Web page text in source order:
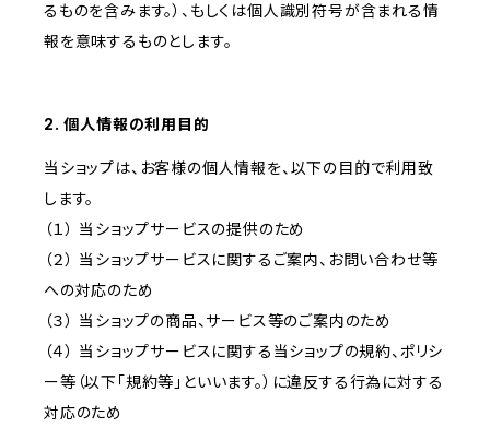
るものを含みます。）、もしくは個人識別符号が含まれる情
報を意味するものとします。
2. 個人情報の利用目的
当ショップは、お客様の個人情報を、以下の目的で利用致
します。
（１） 当ショップサービスの提供のため
（２） 当ショップサービスに関するご案内、お問い合わせ等
への対応のため
（３） 当ショップの商品、サービス等のご案内のため
（４） 当ショップサービスに関する当ショップの規約、ポリシ
ー等（以下「規約等」といいます。）に違反する行為に対する
対応のため